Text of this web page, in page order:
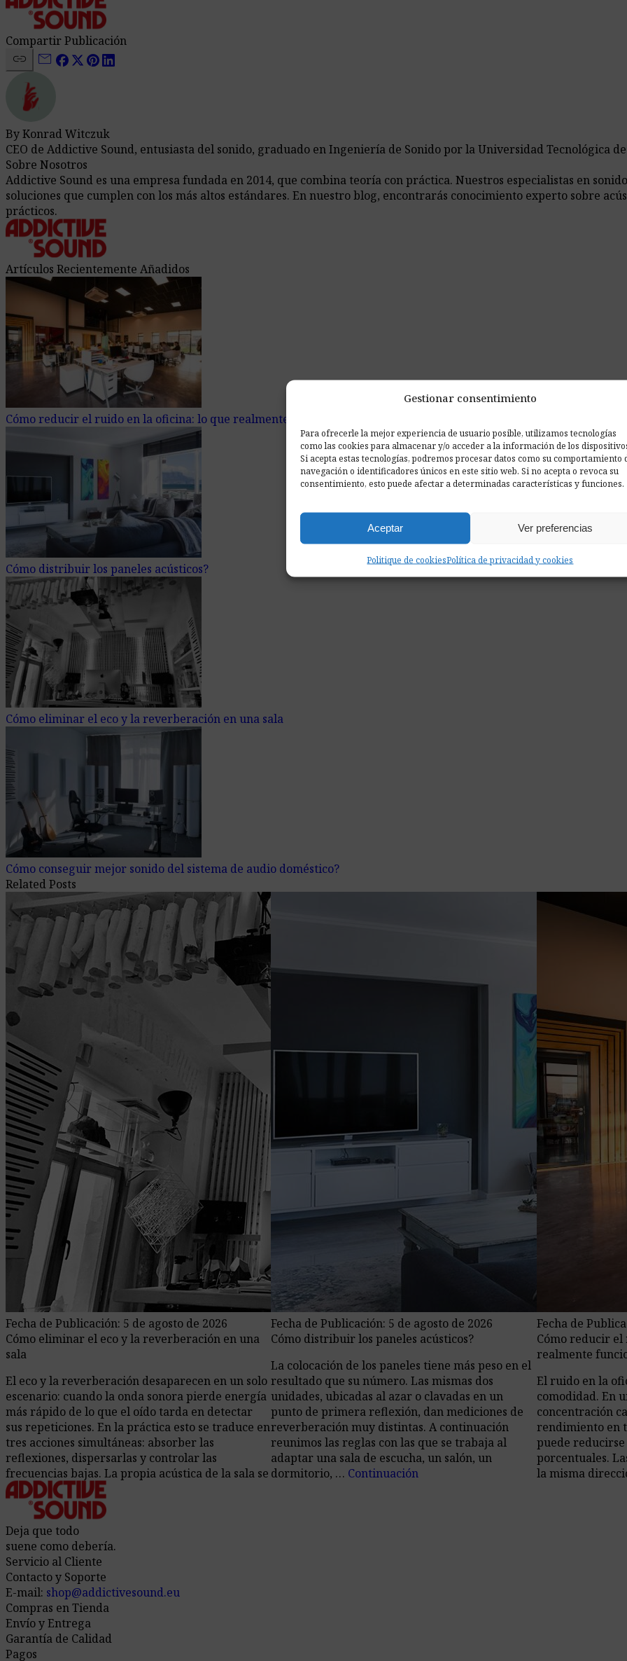
Gestionar consentimiento
Para ofrecerle la mejor experiencia de usuario posible, utilizamos tecnologías
como las cookies para almacenar y/o acceder a la información de los
Si acepta estas tecnologías, podremos procesar datos como su comportamiento
navegación o identificadores únicos en este sitio web. Si no acepta o revoca su
consentimiento, esto puede afectar a determinadas características y funciones.
Aceptar Ver preferencias
Politique de cookiesPolítica de privacidad y cookies
Compartir Publicación
link mail
By Konrad Witczuk
CEO de Addictive Sound, entusiasta del sonido, graduado en Ingeniería de Sonido por la Universidad Tecnológica
Sobre Nosotros
Addictive Sound es una empresa fundada en 2014, que combina teoría con práctica. Nuestros especialistas en
soluciones que cumplen con los más altos estándares. En nuestro blog, encontrarás conocimiento experto sobre
prácticos.
Artículos Recientemente Añadidos
Cómo reducir el ruido en la oficina: lo que realmente funciona?
Cómo distribuir los paneles acústicos?
Cómo eliminar el eco y la reverberación en una sala
Cómo conseguir mejor sonido del sistema de audio doméstico?
Related Posts
Fecha de Publicación: 5 de agosto de 2026
Cómo eliminar el eco y la reverberación en una
sala
El eco y la reverberación desaparecen en un solo
escenario: cuando la onda sonora pierde energía
más rápido de lo que el oído tarda en detectar
sus repeticiones. En la práctica esto se traduce en
tres acciones simultáneas: absorber las
reflexiones, dispersarlas y controlar las
frecuencias bajas. La propia acústica de la sala se
describe … Continuación
Ir al Artículo
Fecha de Publicación: 5 de agosto de 2026
Cómo distribuir los paneles acústicos?
La colocación de los paneles tiene más peso en el
resultado que su número. Las mismas dos
unidades, ubicadas al azar o clavadas en un
punto de primera reflexión, dan mediciones de
reverberación muy distintas. A continuación
reunimos las reglas con las que se trabaja al
adaptar una sala de escucha, un salón, un
dormitorio, … Continuación
Fecha de
Cómo reducir
realmente
El ruido en la
comodidad. En
concentración
rendimiento en
puede reducirse
porcentuales.
la misma
Deja que todo
suene como debería.
Servicio al Cliente
Contacto y Soporte
E-mail: shop@addictivesound.eu
Compras en Tienda
Envío y Entrega
Garantía de Calidad
Pagos